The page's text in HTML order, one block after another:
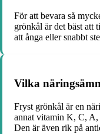
För att bevara så
grönkål är det bäst att
att ånga eller snabbt
Vilka
Fryst grönkål är en
annat vitamin K, C, A,
Den är även rik på